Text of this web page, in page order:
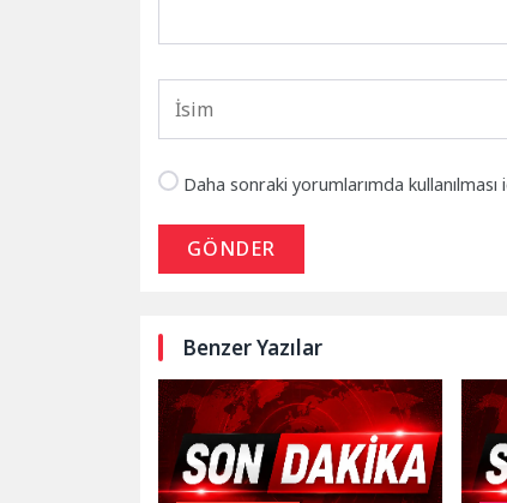
Daha sonraki yorumlarımda
GÖNDER
Benzer Yazılar